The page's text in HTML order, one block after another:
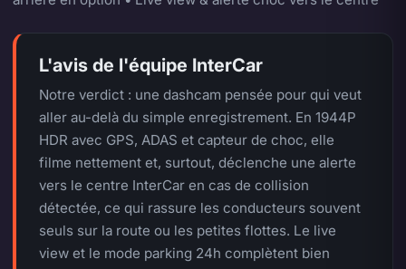
L'avis de l'équipe InterCar
Notre verdict : une dashcam pensée pour qui veut
aller au-delà du simple enregistrement. En 1944P
HDR avec GPS, ADAS et capteur de choc, elle
filme nettement et, surtout, déclenche une alerte
vers le centre InterCar en cas de collision
détectée, ce qui rassure les conducteurs souvent
seuls sur la route ou les petites flottes. Le live
view et le mode parking 24h complètent bien